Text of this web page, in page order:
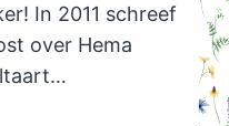
In 2011 schreef
over Hema